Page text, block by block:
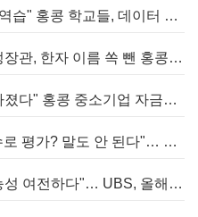
[홍콩교육] "AI 도구 난립의 역습" 홍콩 학교들, 데이터 고립에 교육 효과 평가 비상
[홍콩부동산] 렁춘잉 전 행정장관, 한자 이름 쏙 뺀 홍콩 고급 아파트 단지들에 쓴소리
[홍콩금융] "은행 문턱 낮아졌다" 홍콩 중소기업 자금줄 숨통 트이나… HKMA "2분기 신용 조건 안정적"
[홍콩정치] "의원 발언 횟수로 평가? 말도 안 된다"… 홍콩 입법회 의장의 일침
[홍콩경제] "홍콩 성장 가능성 여전하다"… UBS, 올해 홍콩 GDP 성장률 전망치 4.5%로 대폭 상향